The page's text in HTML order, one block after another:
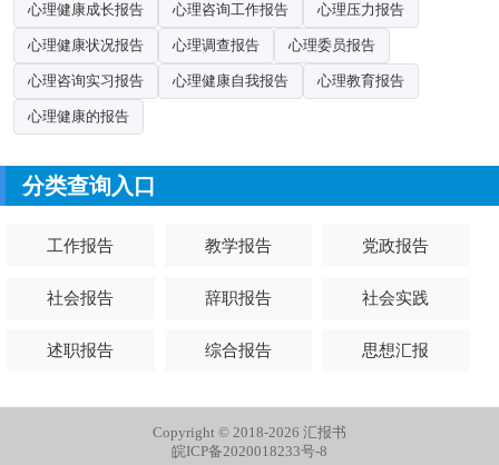
心理健康成长报告 心理咨询工作报告 心理压力报告
心理健康状况报告 心理调查报告 心理委员报告
心理咨询实习报告 心理健康自我报告 心理教育报告
心理健康的报告
分类查询入口
工作报告 教学报告 党政报告
社会报告 辞职报告 社会实践
述职报告 综合报告 思想汇报
Copyright © 2018-2026 汇报书
皖ICP备2020018233号-8